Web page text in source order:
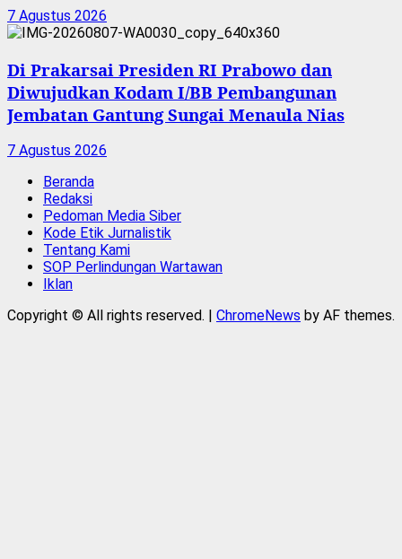
7 Agustus 2026
Di Prakarsai Presiden RI Prabowo dan
Diwujudkan Kodam I/BB Pembangunan
Jembatan Gantung Sungai Menaula Nias
7 Agustus 2026
Beranda
Redaksi
Pedoman Media Siber
Kode Etik Jurnalistik
Tentang Kami
SOP Perlindungan Wartawan
Iklan
Copyright © All rights reserved.
ChromeNews by AF themes.